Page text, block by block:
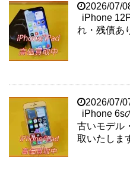
2026/07/
iPhone
れ・残債あ
2026/07/
iPhone 6s
古いモデル
取いたしま